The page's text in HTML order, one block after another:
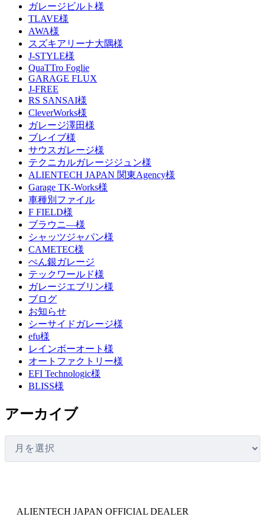
ガレージビルト様
TLAVE様
AWA様
スズキアリーナ大隅様
J-STYLE様
QuaTTro Foglie
GARAGE FLUX
J-FREE
RS SANSAI様
CleverWorks様
ガレージ澤田様
ブレイブ様
サウスガレージ様
テクニカルガレージジュン様
ALIENTECH JAPAN 関東Agency様
Garage TK-Works様
車種別ファイル
F FIELD様
ブラウニ―様
シャッツジャパン様
CAMETEC様
ぺん銀ガレージ
テックワールド様
ガレージエブリン様
ブログ
お知らせ
シーサイドガレージ様
efu様
レインボーオート様
オートファクトリー様
EFI Technologic様
BLISS様
アーカイブ
ALIENTECH JAPAN OFFICIAL DEALER